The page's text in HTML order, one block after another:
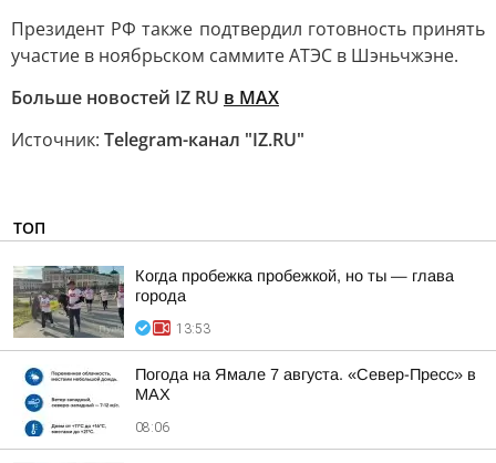
Президент РФ также подтвердил готовность принять
участие в ноябрьском саммите АТЭС в Шэньчжэне.
Больше новостей IZ RU в MAX
Источник: Telegram-канал "IZ.RU"
ТОП
Когда пробежка пробежкой, но ты — глава
города
13:53
Погода на Ямале 7 августа. «Север-Пресс» в
MAX
08:06